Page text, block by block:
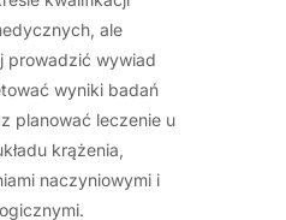
ale
prowadzić wywiad
wyniki badań
planować leczenie u
krążenia,
naczyniowymi i